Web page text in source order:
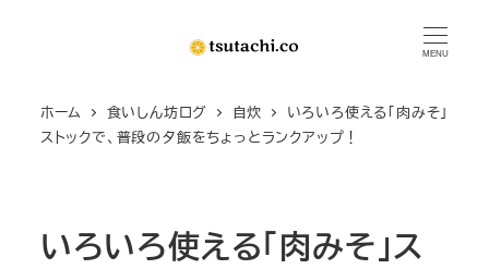
MENU
ホーム 食いしん坊ログ 自炊
いろいろ使える「肉みそ」
ストックで、普段の夕飯をちょっとランクアップ！
いろいろ使える「肉みそ」ス